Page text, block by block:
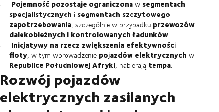
Pojemność pozostaje ograniczonaw segmentach
specjalistycznych i segmentach szczytowego
zapotrzebowania, szczególnie w przypadku przewozów
dalekobieżnych i kontrolowanych ładunków
Inicjatywy na rzecz zwiększenia efektywności
floty, w tym wprowadzenie pojazdów elektrycznych w
Republice Południowej Afryki, nabierają tempa.
Rozwój pojazdów
elektrycznych zasilanych